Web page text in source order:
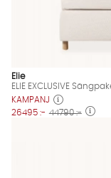
Elie
ELIE EXCLUSIVE
KAMPANJ
26495 :- 44790 :-